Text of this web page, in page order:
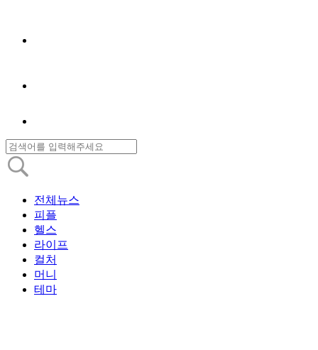
전체뉴스
피플
헬스
라이프
컬처
머니
테마